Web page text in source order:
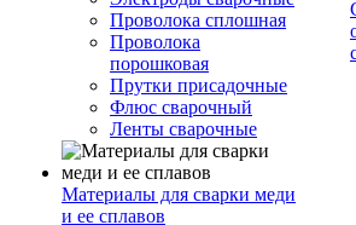
Проволока сплошная
Проволока
порошковая
Прутки присадочные
Флюс сварочный
Ленты сварочные
Материалы для сварки меди
и ее сплавов